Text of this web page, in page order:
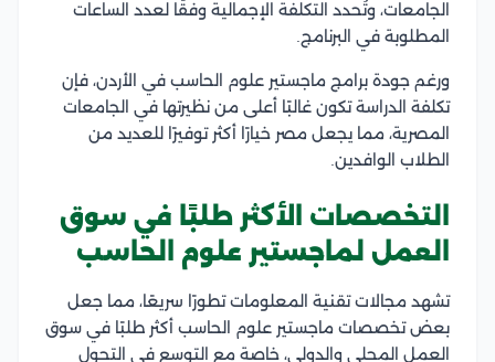
الجامعات، وتُحدد التكلفة الإجمالية وفقًا لعدد الساعات
المطلوبة في البرنامج.
ورغم جودة برامج ماجستير علوم الحاسب في الأردن، فإن
تكلفة الدراسة تكون غالبًا أعلى من نظيرتها في الجامعات
المصرية، مما يجعل مصر خيارًا أكثر توفيرًا للعديد من
الطلاب الوافدين.
التخصصات الأكثر طلبًا في سوق
العمل لماجستير علوم الحاسب
تشهد مجالات تقنية المعلومات تطورًا سريعًا، مما جعل
بعض تخصصات ماجستير علوم الحاسب أكثر طلبًا في سوق
العمل المحلي والدولي، خاصة مع التوسع في التحول